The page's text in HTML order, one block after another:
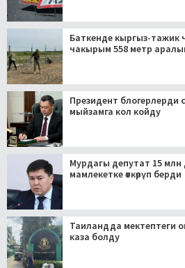
Баткенде кыргыз-тажик
чакырым 558 метр
Президент блогерлерди
мыйзамга кол койду
Мурдагы депутат 15
мамлекетке өткөрүп берди
Таиландда мектептеги
каза болду